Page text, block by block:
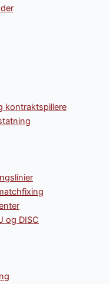
kontraktspillere
og DISC